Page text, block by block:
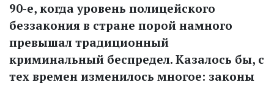
90-е, когда уровень полицейского
беззакония в стране порой намного
превышал традиционный
криминальный беспредел. Казалось бы, с
тех времен изменилось многое: законы